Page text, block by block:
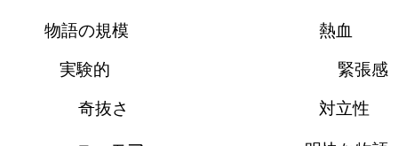
熱血
緊張感
対立性
奇抜さ
実験的
物語の規模